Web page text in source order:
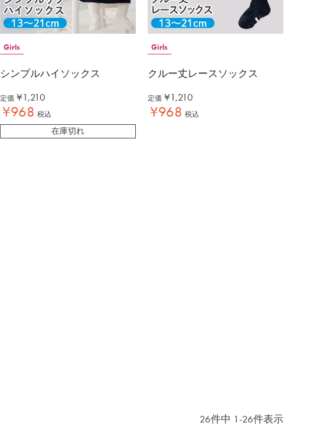
Girls
シンプルハイソックス
定価 ¥ 1,210
¥968 税込
在庫切れ
Girls
クルー丈レースソックス
定価 ¥ 1,210
¥968 税込
26件中 1 -26件表示